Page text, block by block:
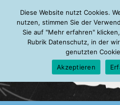
Saturday, 08.08.2026
Mein Account
About
Diese Website nutzt Cookies.
nutzen, stimmen Sie der
Sie auf "Mehr erfahren"
Rubrik Datenschutz, in der
genutzten
Akzeptieren